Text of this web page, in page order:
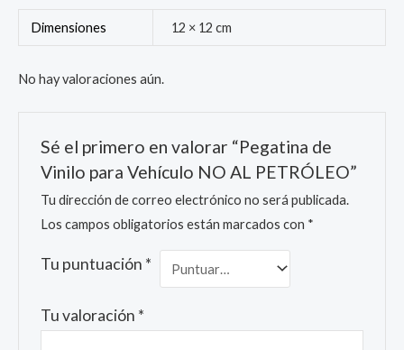
Dimensiones 12 × 12 cm
No hay valoraciones aún.
Sé el primero en valorar “Pegatina de
Vinilo para Vehículo NO AL PETRÓLEO”
Tu dirección de correo electrónico no será publicada.
Los campos obligatorios están marcados con *
Tu puntuación *
Tu valoración *